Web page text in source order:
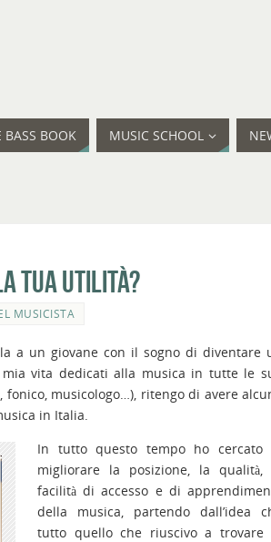
BASS BOOK MUSIC SCHOOL
la tua utilità?
MUSICISTA
a un giovane con il sogno di diventare
vita dedicati alla musica in tutte le
musicologo…), ritengo di avere
in Italia.
In tutto questo tempo ho cercato
migliorare la posizione, la qualità,
facilità di accesso e di
della musica, partendo dall’idea
tutto quello che riuscivo a trovare